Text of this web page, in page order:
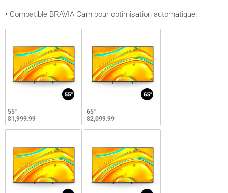
• Compatible BRAVIA Cam pour optimisation automatique.
55"
$1,999.99
65"
$2,099.99